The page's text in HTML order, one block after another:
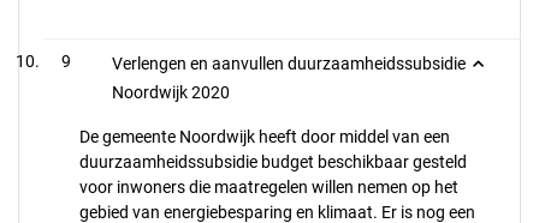
9
Verlengen en aanvullen duurzaamheidssubsidie
Noordwijk 2020
De gemeente Noordwijk heeft door middel van een
duurzaamheidssubsidie budget beschikbaar gesteld
voor inwoners die maatregelen willen nemen op het
gebied van energiebesparing en klimaat. Er is nog een